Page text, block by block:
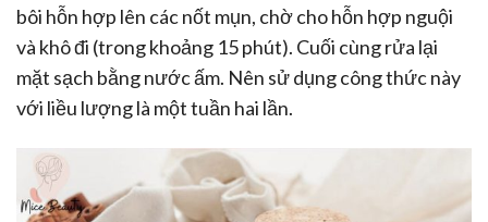
bôi hỗn hợp lên các nốt mụn, chờ cho hỗn hợp nguội
và khô đi (trong khoảng 15 phút). Cuối cùng rửa lại
mặt sạch bằng nước ấm. Nên sử dụng công thức này
với liều lượng là một tuần hai lần.